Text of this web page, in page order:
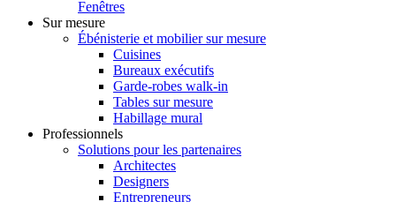
Fenêtres
Sur mesure
Ébénisterie et mobilier sur mesure
Cuisines
Bureaux exécutifs
Garde-robes walk-in
Tables sur mesure
Habillage mural
Professionnels
Solutions pour les partenaires
Architectes
Designers
Entrepreneurs